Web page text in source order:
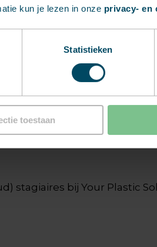
kun je lezen in onze privacy- en
Statistieken
toestaan
actief was in de
zie ik mezelf
Solutions.”
stagiaires bij Your Plastic